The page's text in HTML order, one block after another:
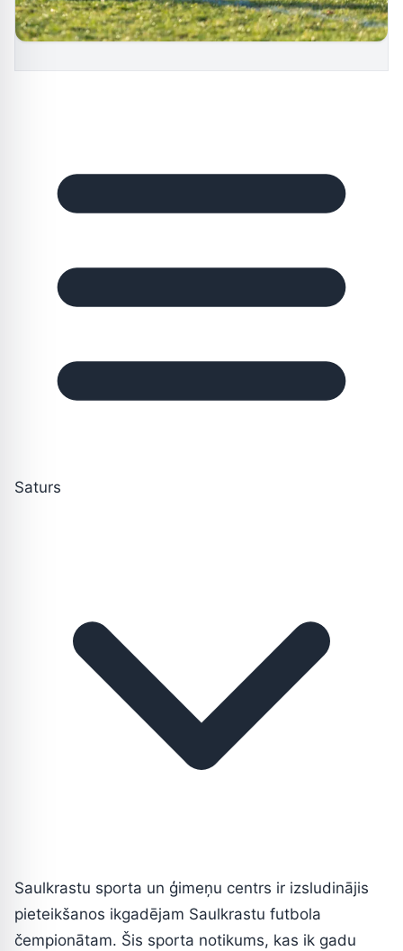
Saturs
Saulkrastu sporta un ģimeņu centrs ir izsludinājis
pieteikšanos ikgadējam Saulkrastu futbola
čempionātam. Šis sporta notikums, kas ik gadu